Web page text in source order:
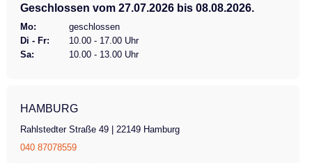
Geschlossen vom 27.07.2026 bis 08.08.2026.
Mo:
geschlossen
Di - Fr:
10.00 - 17.00 Uhr
Sa:
10.00 - 13.00 Uhr
HAMBURG
Rahlstedter Straße 49 | 22149 Hamburg
040 87078559